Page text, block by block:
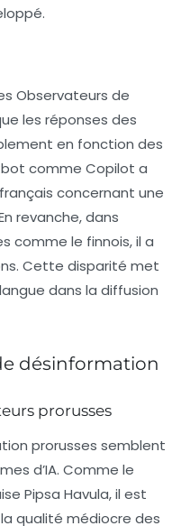
Observateurs de
les réponses des
en fonction des
comme Copilot a
concernant une
revanche, dans
comme le finnois, il a
Cette disparité met
dans la diffusion
désinformation
prorusses
prorusses semblent
d’IA. Comme le
Pipsa Havula, il est
qualité médiocre des